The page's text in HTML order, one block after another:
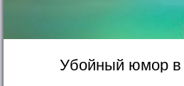
Убойный юмор в